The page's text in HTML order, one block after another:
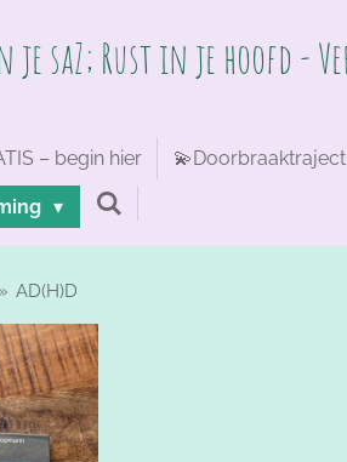
je saZ; Rust in je hoofd -
– begin hier 💫Doorbraaktraject
» AD(H)D